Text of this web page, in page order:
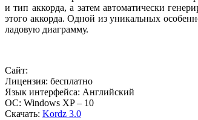
и тип аккорда, а затем автоматически
этого аккорда. Одной из уникальных
ладовую диаграмму.
Сайт:
Лицензия: бесплатно
Язык интерфейса: Английский
ОС: Windows XP – 10
Скачать: Kordz 3.0